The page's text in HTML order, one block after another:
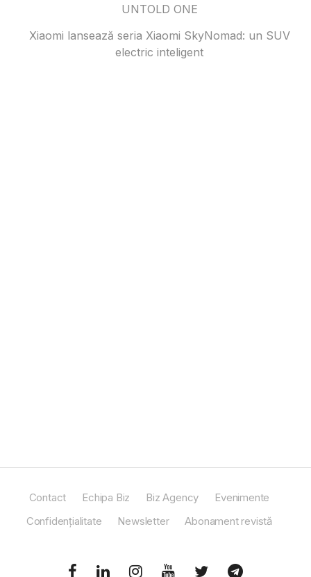
UNTOLD ONE
Xiaomi lansează seria Xiaomi SkyNomad: un SUV
electric inteligent
Contact Echipa Biz Biz Agency
Evenimente
Confidențialitate
Newsletter Abonament revistă